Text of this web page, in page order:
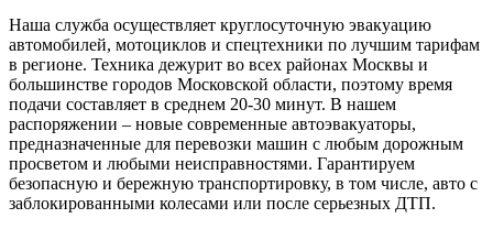
Наша служба осуществляет круглосуточную эвакуацию
автомобилей, мотоциклов и спецтехники по лучшим тарифам
в регионе. Техника дежурит во всех районах Москвы и
большинстве городов Московской области, поэтому время
подачи составляет в среднем 20-30 минут. В нашем
распоряжении – новые современные автоэвакуаторы,
предназначенные для перевозки машин с любым дорожным
просветом и любыми неисправностями. Гарантируем
безопасную и бережную транспортировку, в том числе, авто с
заблокированными колесами или после серьезных ДТП.